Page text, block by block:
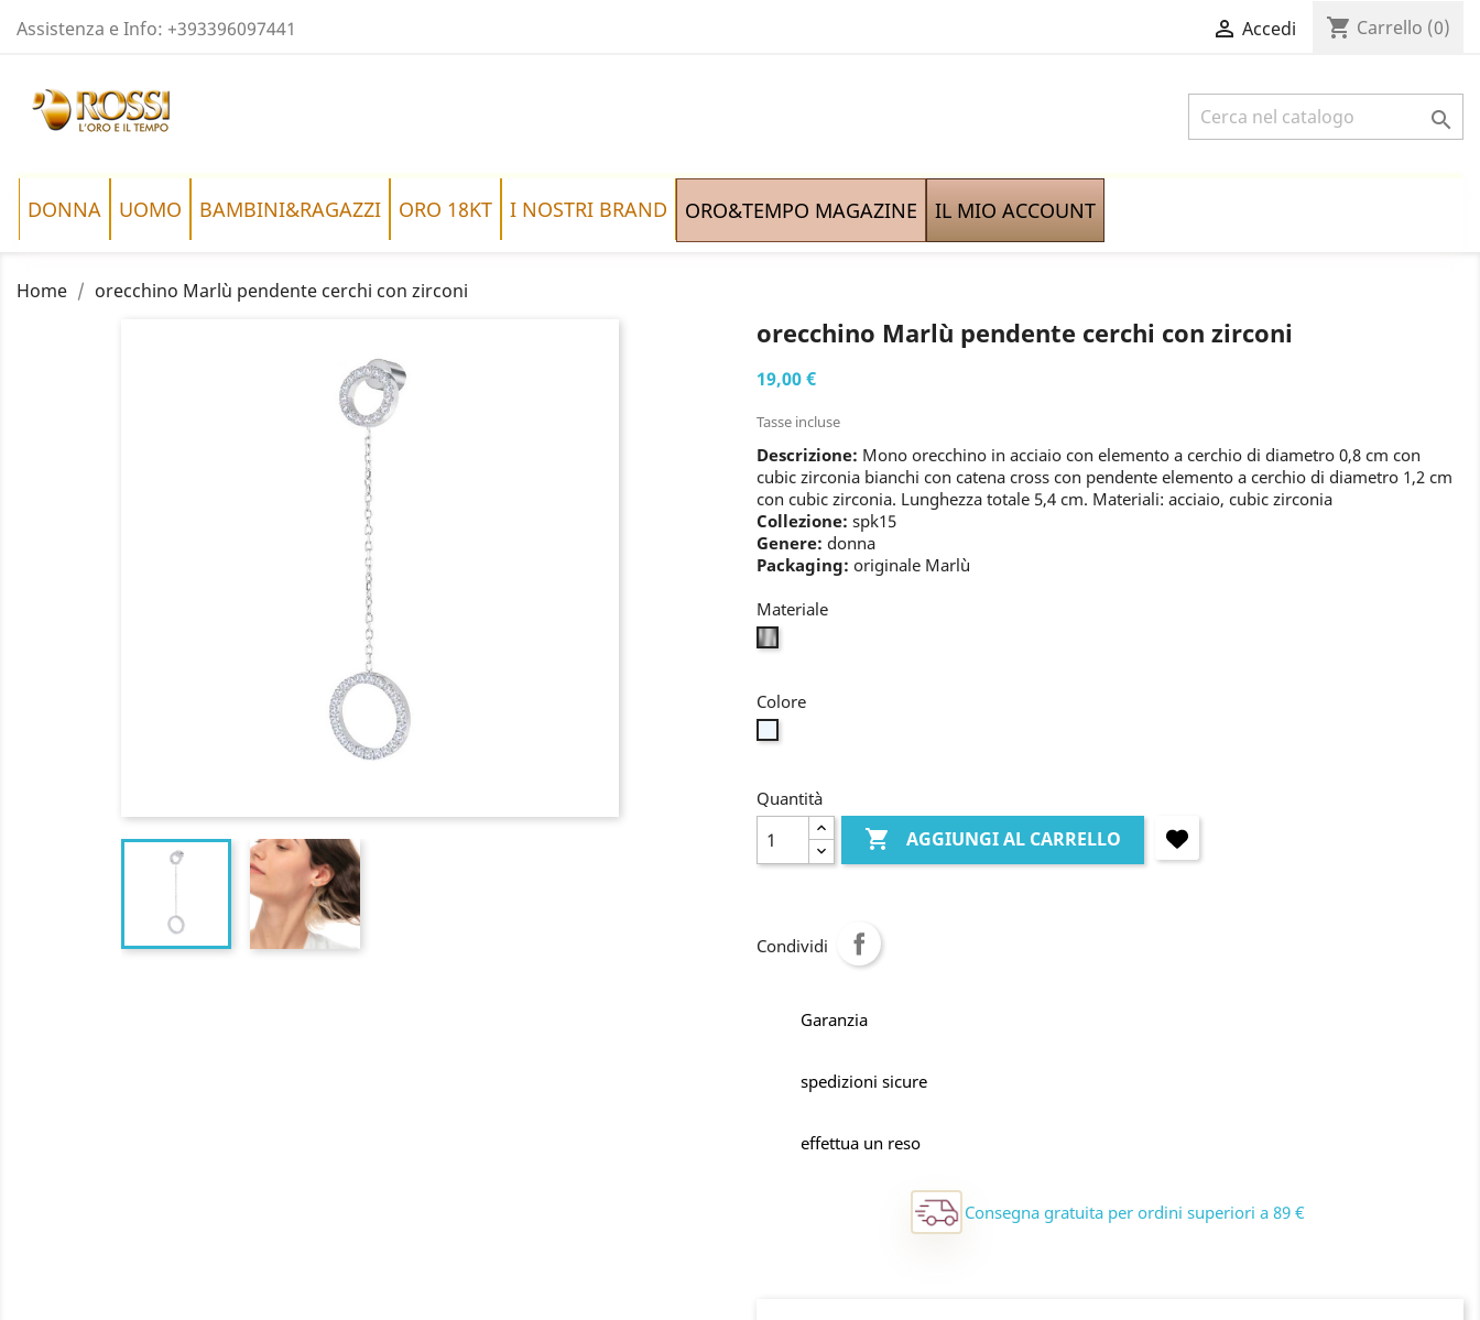
Assistenza e Info: +393396097441  Accedi shopping_cart Carrello (0)

DONNA UOMO BAMBINI&RAGAZZI ORO 18KT I NOSTRI BRAND ORO&TEMPO MAGAZINE IL MIO ACCOUNT
Home orecchino Marlù pendente cerchi con zirconi
orecchino Marlù pendente cerchi con zirconi
19,00 €
Tasse incluse
Descrizione: Mono orecchino in acciaio con elemento a cerchio di diametro 0,8 cm con
cubic zirconia bianchi con catena cross con pendente elemento a cerchio di diametro 1,2 cm
con cubic zirconia. Lunghezza totale 5,4 cm. Materiali: acciaio, cubic zirconia
Collezione: spk15
Genere: donna
Packaging: originale Marlù
Materiale
bianco
Colore
Quantità
 AGGIUNGI AL CARRELLO
Condividi
Garanzia
spedizioni sicure
effettua un reso
Consegna gratuita per ordini superiori a 89 €